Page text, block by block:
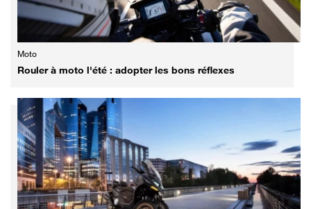
Moto
Rouler à moto l'été : adopter les bons réflexes